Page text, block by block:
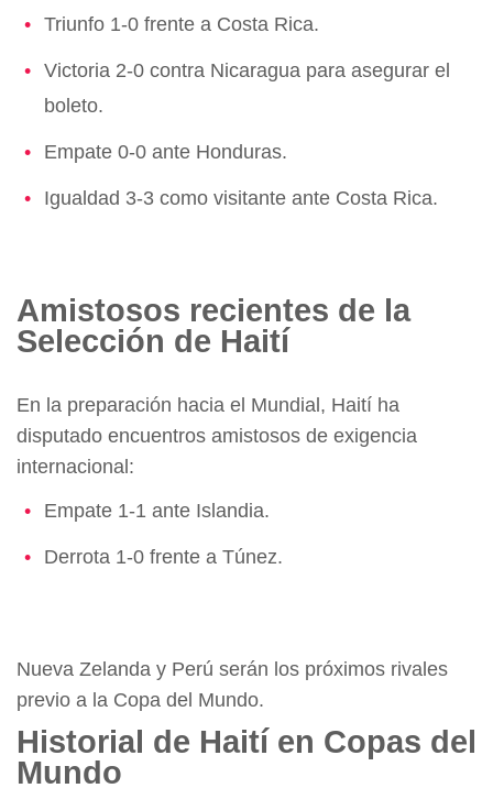
Triunfo 1-0 frente a Costa Rica.
Victoria 2-0 contra Nicaragua para asegurar el
boleto.
Empate 0-0 ante Honduras.
Igualdad 3-3 como visitante ante Costa Rica.
Amistosos recientes de la
Selección de Haití
En la preparación hacia el Mundial, Haití ha
disputado encuentros amistosos de exigencia
internacional:
Empate 1-1 ante Islandia.
Derrota 1-0 frente a Túnez.
Nueva Zelanda y Perú serán los próximos rivales
previo a la Copa del Mundo.
Historial de Haití en Copas del
Mundo